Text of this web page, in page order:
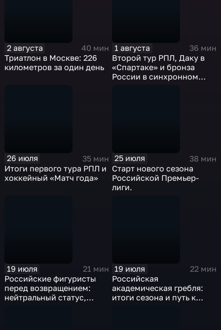
2 августа
40 мин
Триатлон в Москве: 226
километров за один день
1 августа
36 мин
Второй тур РПЛ, Даку в
«Спартаке» и бронза
России в синхронном
26 июля
35 мин
Итоги первого тура РПЛ и
хоккейный «Матч года»
25 июля
38 мин
Старт нового сезона
Российской Премьер-
лиги.
19 июля
21 мин
Российские фигуристы
перед возвращением:
нейтральный статус,
19 июля
22 мин
Российская
академическая гребля:
итоги сезона и путь к